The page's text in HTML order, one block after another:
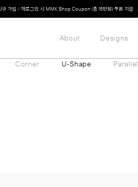
규 가입 / 재로그인 시 MMK Shop Coupon (총 15만원) 쿠폰 지급
About Designs
Corner U-Shape Parallel